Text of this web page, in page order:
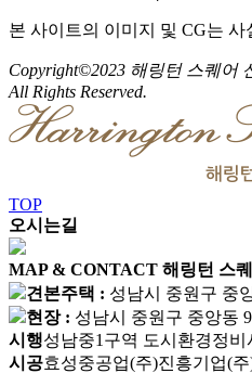
본 사이트의 이미지 및 CG는
Copyright©2023 해링턴 스퀘어
All Rights Reserved.
TOP
오시는길
MAP & CONTACT 해링턴 스
견본주택 : 성남시 중원구 중
현장 : 성남시 중원구 중앙동
시행성남중1구역 도시환경정비
시공효성중공업(주)진흥기업(